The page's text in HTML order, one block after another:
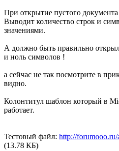
При открытие пустого
Выводит количество строк и
значениями.
А должно быть правильно
и ноль символов !
а сейчас не так посмотрите в
видно.
Колонтитул шаблон который в
работает.
Тестовый файл: http://forumooo.ru/
(13.78 КБ)